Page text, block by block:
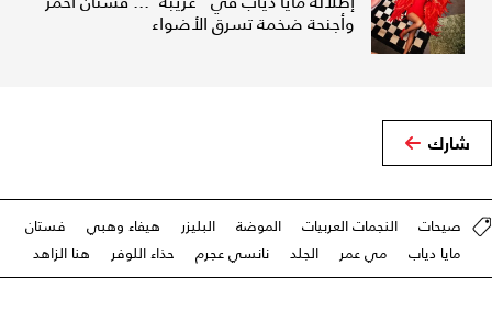
وأجنحة ضخمة تسرق الأضواء
شارك
صيحات النجمات العربيات الموضة البليزر هيفاء وهبي
فستان
مايا دياب
مي عمر الجلد نانسي عجرم حذاء اللوفر هنا الزاهد